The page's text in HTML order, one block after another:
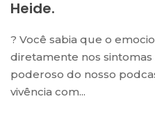
Heide.
?️ Você sabia que o
diretamente nos
poderoso do nosso
vivência com...